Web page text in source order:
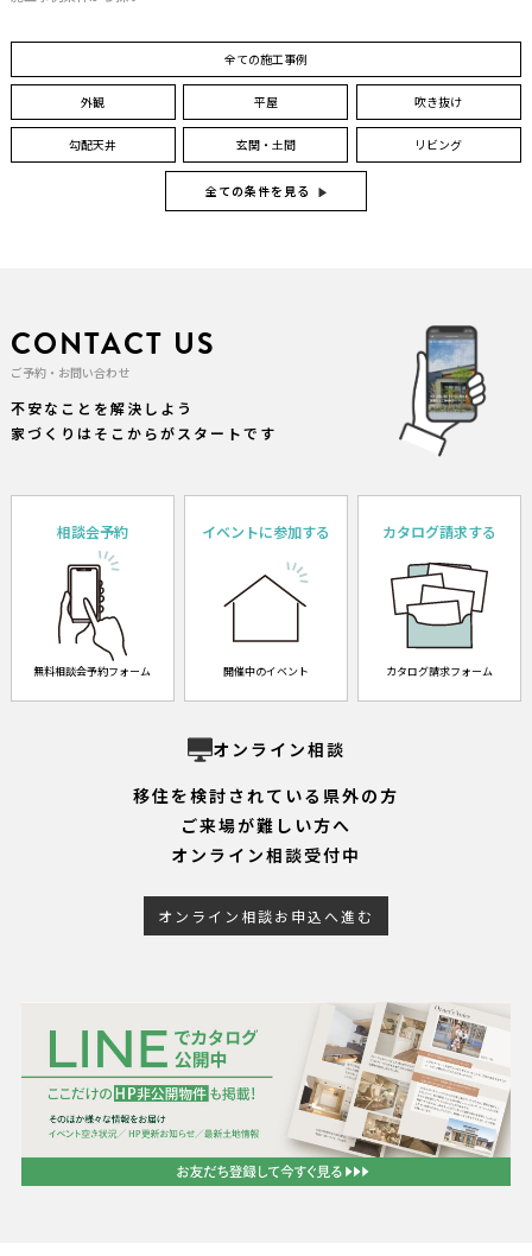
全ての施工事例
外観 平屋 吹き抜け
勾配天井 玄関・土間 リビング
全ての条件を見る
CONTACT US
ご予約・お問い合わせ
不安なことを解決しよう
家づくりはそこからがスタートです
相談会予約
無料相談会予約フォーム
イベントに参加する
開催中のイベント
カタログ請求する
カタログ請求フォーム
オンライン相談
移住を検討されている県外の方
ご来場が難しい方へ
オンライン相談受付中
オンライン相談お申込へ進む